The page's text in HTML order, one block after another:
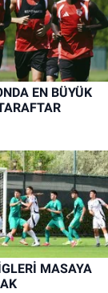
EN BÜYÜK
MASAYA